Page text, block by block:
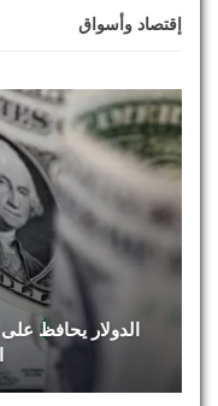
إقتصاد وأسواق
الدولار يحافظ